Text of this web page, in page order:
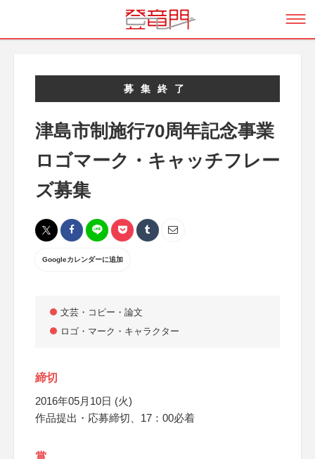
募集終了
津島市制施行70周年記念事業
ロゴマーク・キャッチフレー
ズ募集
Googleカレンダーに追加
文芸・コピー・論文
ロゴ・マーク・キャラクター
締切
2016年05月10日 (火)
作品提出・応募締切、17：00必着
賞